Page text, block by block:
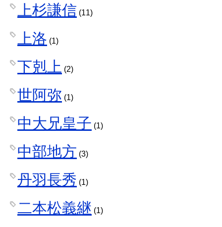
上杉謙信 (11)
上洛 (1)
下剋上 (2)
世阿弥 (1)
中大兄皇子 (1)
中部地方 (3)
丹羽長秀 (1)
二本松義継 (1)